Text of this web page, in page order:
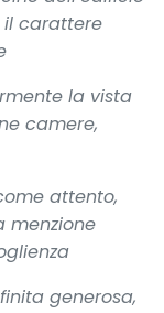
il carattere
la vista
camere,
attento,
menzione
generosa,